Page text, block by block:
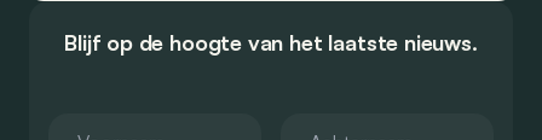
Blijf op de hoogte van het laatste nieuws.